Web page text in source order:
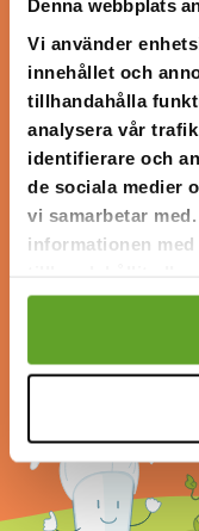
Denna webbplats
Vi använder
innehållet och
tillhandahålla
analysera vår
identifierare och
de sociala medier
vi samarbetar
informationen
använt deras
Steg 2.
Diskutera sedan
Vilken typ av
veckan och i
Kommer du
Varför?
Vilka effektiva
Vad är
Fundera på